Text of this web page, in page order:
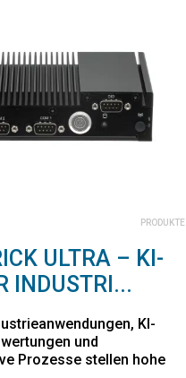
PRODUKTE
ULTRA – KI-
INDUSTRI...
KI-
und
Prozesse stellen hohe